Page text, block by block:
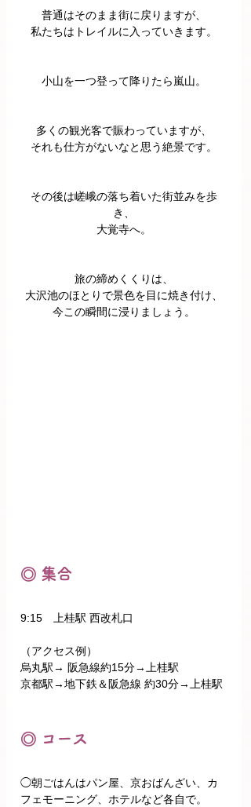
普通はそのまま街に戻りますが、
私たちはトレイルに入っていきます。
小山を一つ登って降りたら嵐山。
多くの観光客で賑わっていますが、
それも仕方がないなと思う絶景です。
その後は嵯峨の落ち着いた街並みを歩
き、
大覚寺へ。
旅の締めくくりは、
大沢池のほとりで景色を目に焼き付け、
今この瞬間に浸りましょう。
◎ 集合
9:15　上桂駅 西改札口
（アクセス例）
烏丸駅→ 阪急線約15分→上桂駅
京都駅→地下鉄＆阪急線 約30分→上桂駅
◎ コース
◯朝ごはんはパン屋、京おばんざい、カ
フェモーニング、ホテルなど各自で。